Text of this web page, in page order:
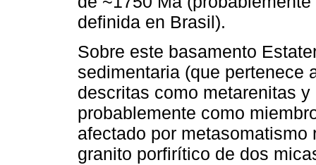
definida en Brasil).
Sobre este basamento
sedimentaria (que pertenece
descritas como metarenitas
probablemente como
afectado por
granito porfirítico de dos